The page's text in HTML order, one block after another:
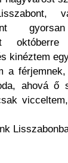
kinéztem
a
ahová ő